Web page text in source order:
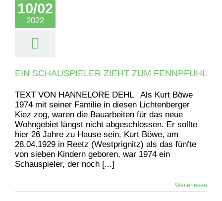
10/02
2022
EIN SCHAUSPIELER ZIEHT ZUM FENNPFUHL
TEXT VON HANNELORE DEHL Als Kurt Böwe
1974 mit seiner Familie in diesen Lichtenberger
Kiez zog, waren die Bauarbeiten für das neue
Wohngebiet längst nicht abgeschlossen. Er sollte
hier 26 Jahre zu Hause sein. Kurt Böwe, am
28.04.1929 in Reetz (Westprignitz) als das fünfte
von sieben Kindern geboren, war 1974 ein
Schauspieler, der noch [...]
Weiterlesen